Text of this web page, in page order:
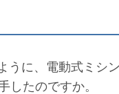
うに、電動式ミシ
したのですか。